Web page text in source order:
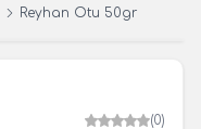
Reyhan Otu 50gr
(0)